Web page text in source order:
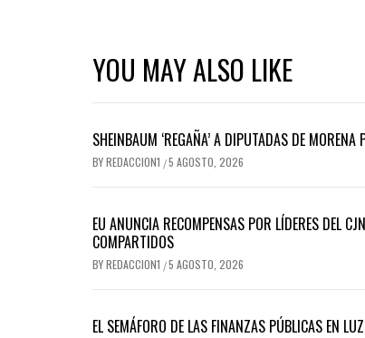
YOU MAY ALSO LIKE
SHEINBAUM ‘REGAÑA’ A DIPUTADAS DE
BYREDACCION1 /5 AGOSTO, 2026
EU ANUNCIA RECOMPENSAS POR LÍDERES DEL
COMPARTIDOS
BYREDACCION1 /5 AGOSTO, 2026
EL SEMÁFORO DE LAS FINANZAS PÚBLICAS EN